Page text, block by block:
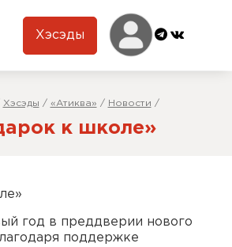
Хэсэды
Хэсэды / «Атиква» / Новости /
к школе»
год в преддверии нового
поддержке